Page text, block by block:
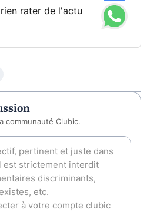
rater de l'actu
communauté Clubic.